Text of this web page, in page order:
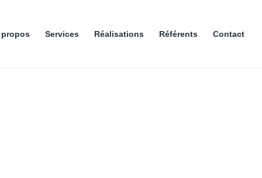
propos Services Réalisations Référents Contact